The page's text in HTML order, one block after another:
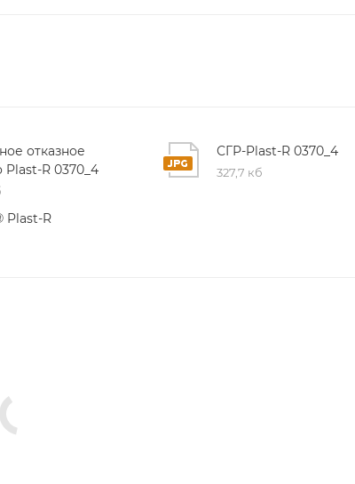
отказное
Plast-R 0370_4
СГР-Plast-R 0370_4
327,7 кб
Plast-R